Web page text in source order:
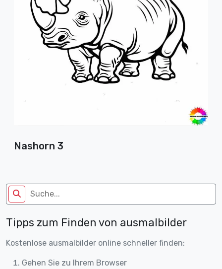
Nashorn 3
Tipps zum Finden von ausmalbilder
Kostenlose ausmalbilder online schneller finden:
Gehen Sie zu Ihrem Browser